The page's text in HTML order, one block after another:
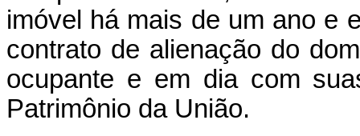
imóvel há mais de um ano e
contrato de alienação do
ocupante e em dia com
Patrimônio da União.